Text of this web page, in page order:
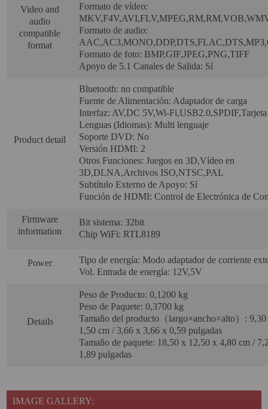
Video and
audio
compatible
format
Formato de vídeo:
Formato de audio:
Formato de foto: BMP,GIF,JPEG,PNG,TIFF
Apoyo de 5.1 Canales de Salida: Sí
Product detail
Bluetooth: no compatible
Fuente de Alimentación: Adaptador de carga
Interfaz: AV,DC 5V,Wi-
Lenguas (Idiomas): Multi lenguaje
Soporte DVD: No
Versión HDMI: 2
Otros Funciones: Juegos en 3D,Vídeo en
3D,DLNA,Archivos ISO,NTSC,PAL
Subtítulo Externo de Apoyo: Sí
Función de HDMI: Control de Electrónica de
Firmware
information
Bit sistema: 32bit
Chip WiFi: RTL8189
Power
Tipo de energía: Modo adaptador de corriente
Vol. Entrada de energía: 12V,5V
Details
Peso de Producto: 0,1200 kg
Peso de Paquete: 0,3700 kg
Tamaño del producto（largo×ancho×alto）:
1,50 cm / 3,66 x 3,66 x 0,59 pulgadas
Tamaño de paquete: 18,50 x 12,50 x 4,80 cm /
1,89 pulgadas
IMAGE GALLERY: